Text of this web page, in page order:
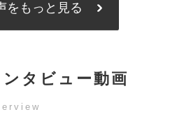
をもっと見る
タビュー動画